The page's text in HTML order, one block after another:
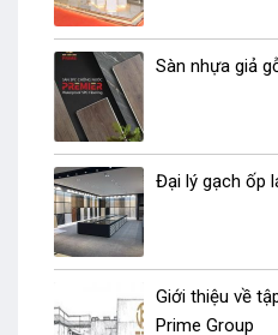
Sàn nhựa giả
Đại lý gạch ốp
Giới thiệu về
Prime Group